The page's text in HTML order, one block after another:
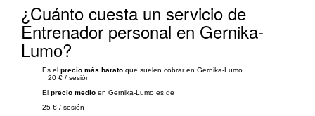
¿Cuánto cuesta un servicio de
Entrenador personal en Gernika-
Lumo?
Es el precio más barato que suelen cobrar en Gernika-Lumo
↓ 20 € / sesión
El precio medio en Gernika-Lumo es de
25 € / sesión